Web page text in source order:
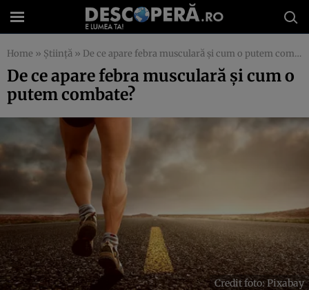
Home » Știință » De ce apare febra musculară și cum o putem combate?
De ce apare febra musculară și cum o
putem combate?
Credit foto: Pixabay